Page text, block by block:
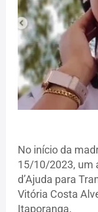
No início da
15/10/2023, um
d’Ajuda para
Vitória Costa
Itaporanga.